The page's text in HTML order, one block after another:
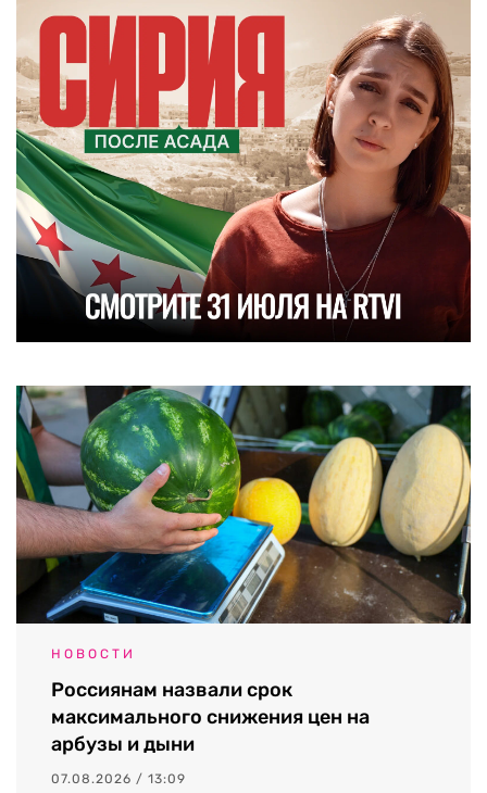
НОВОСТИ
Россиянам назвали срок
максимального снижения цен на
арбузы и дыни
07.08.2026 / 13:09